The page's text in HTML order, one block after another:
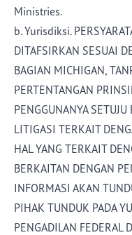
Ministries.
b. Yurisdiksi.
DITAFSIRKAN SESUAI
BAGIAN MICHIGAN,
PERTENTANGAN
PENGGUNANYA
LITIGASI TERKAIT
HAL YANG TERKAIT
BERKAITAN DENGAN
INFORMASI AKAN
PIHAK TUNDUK PADA
PENGADILAN FEDERAL